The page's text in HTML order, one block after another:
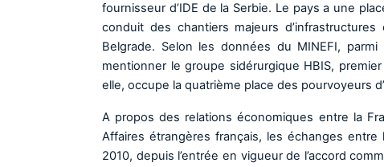
fournisseur d’IDE de la Serbie. Le pays a une
conduit des chantiers majeurs
Belgrade. Selon les données du MINEFI,
mentionner le groupe sidérurgique HBIS,
elle, occupe la quatrième place des pourvoyeurs
A propos des relations économiques entre la
Affaires étrangères français, les échanges
2010, depuis l’entrée en vigueur de l’accord